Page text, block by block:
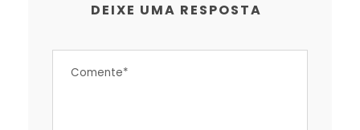
DEIXE UMA RESPOSTA